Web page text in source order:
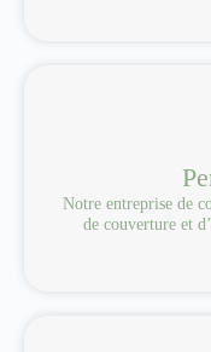
Notre entreprise de
de couverture et